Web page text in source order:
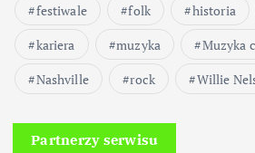
festiwale
folk historia
kariera
muzyka
Muzyka
Nashville
rock Willie
Partnerzy serwisu